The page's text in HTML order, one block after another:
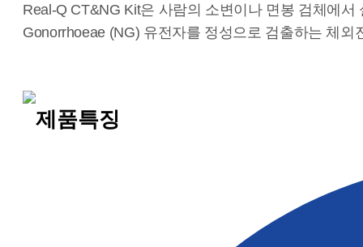
Real-Q CT&NG Kit은 사람의 소변이나 면봉 검체에
Gonorrhoeae (NG) 유전자를 정성으로 검출하는 체외
제품특징